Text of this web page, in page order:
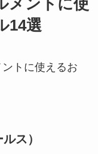
14選
トに使えるお
ス）